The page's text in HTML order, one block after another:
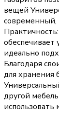
вещей
современный,
идеально
Благодаря
для хранения
другой
использовать